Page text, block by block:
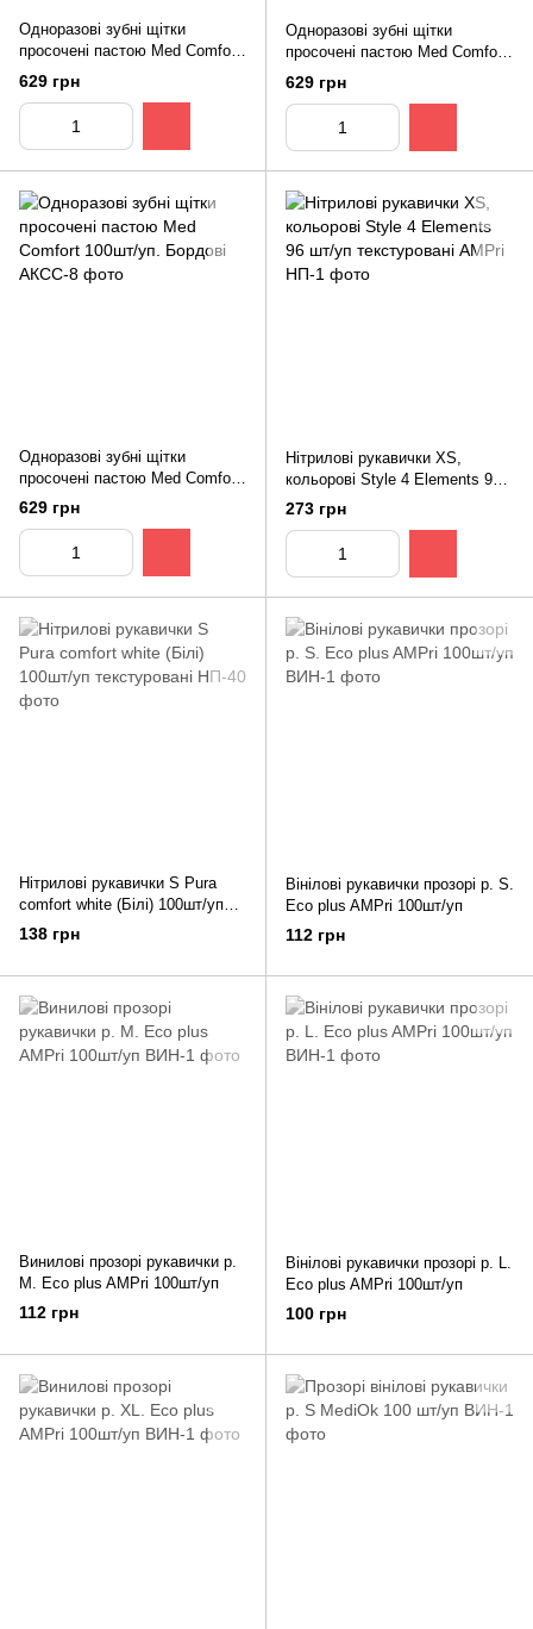
Одноразові зубні щітки
просочені пастою Med Comfort
100шт/уп. Рожеві
629 грн
Одноразові зубні щітки
просочені пастою Med Comfort
100шт/уп. Жовті
629 грн
Одноразові зубні щітки
просочені пастою Med Comfort
100шт/уп. Бордові
629 грн
Нітрилові рукавички XS,
кольорові Style 4 Elements 96
шт/уп текстуровані AMPri
273 грн
Нітрилові рукавички S Pura
comfort white (Білі) 100шт/уп
текстуровані
138 грн
Вінілові рукавички прозорі р. S.
Eco plus AMPri 100шт/уп
112 грн
Винилові прозорі рукавички р.
М. Eco plus AMPri 100шт/уп
112 грн
Вінілові рукавички прозорі р. L.
Eco plus AMPri 100шт/уп
100 грн